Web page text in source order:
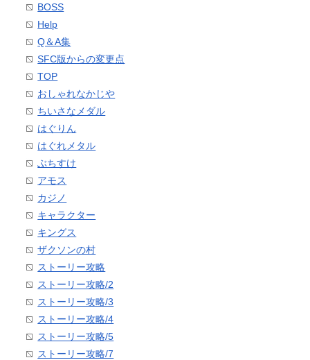
BOSS
Help
Q＆A集
SFC版からの変更点
TOP
おしゃれなかじや
ちいさなメダル
はぐりん
はぐれメタル
ぶちすけ
アモス
カジノ
キャラクター
キングス
ザクソンの村
ストーリー攻略
ストーリー攻略/2
ストーリー攻略/3
ストーリー攻略/4
ストーリー攻略/5
ストーリー攻略/7